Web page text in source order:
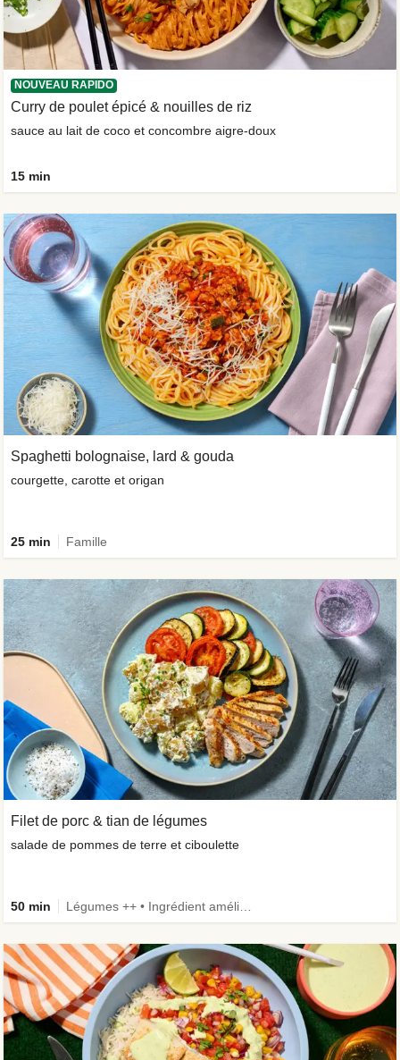
NOUVEAU RAPIDO
Curry de poulet épicé & nouilles de riz
sauce au lait de coco et concombre aigre-doux
15 min
Spaghetti bolognaise, lard & gouda
courgette, carotte et origan
25 min Famille
Filet de porc & tian de légumes
salade de pommes de terre et ciboulette
50 min